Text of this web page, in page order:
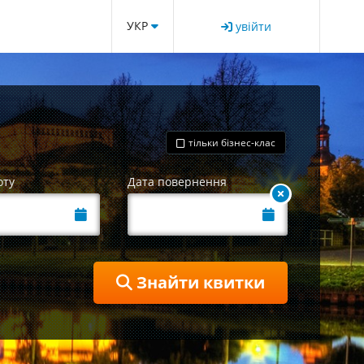
УКР увійти
тільки бізнес-клас
Дата повернення
Знайти квитки